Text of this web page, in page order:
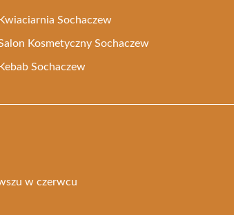
Kwiaciarnia Sochaczew
Kosmetyczny Sochaczew
Kebab Sochaczew
w czerwcu